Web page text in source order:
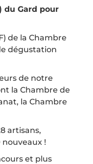
du Gard pour
de la Chambre
dégustation
de notre
la Chambre de
la Chambre
artisans,
!
et plus